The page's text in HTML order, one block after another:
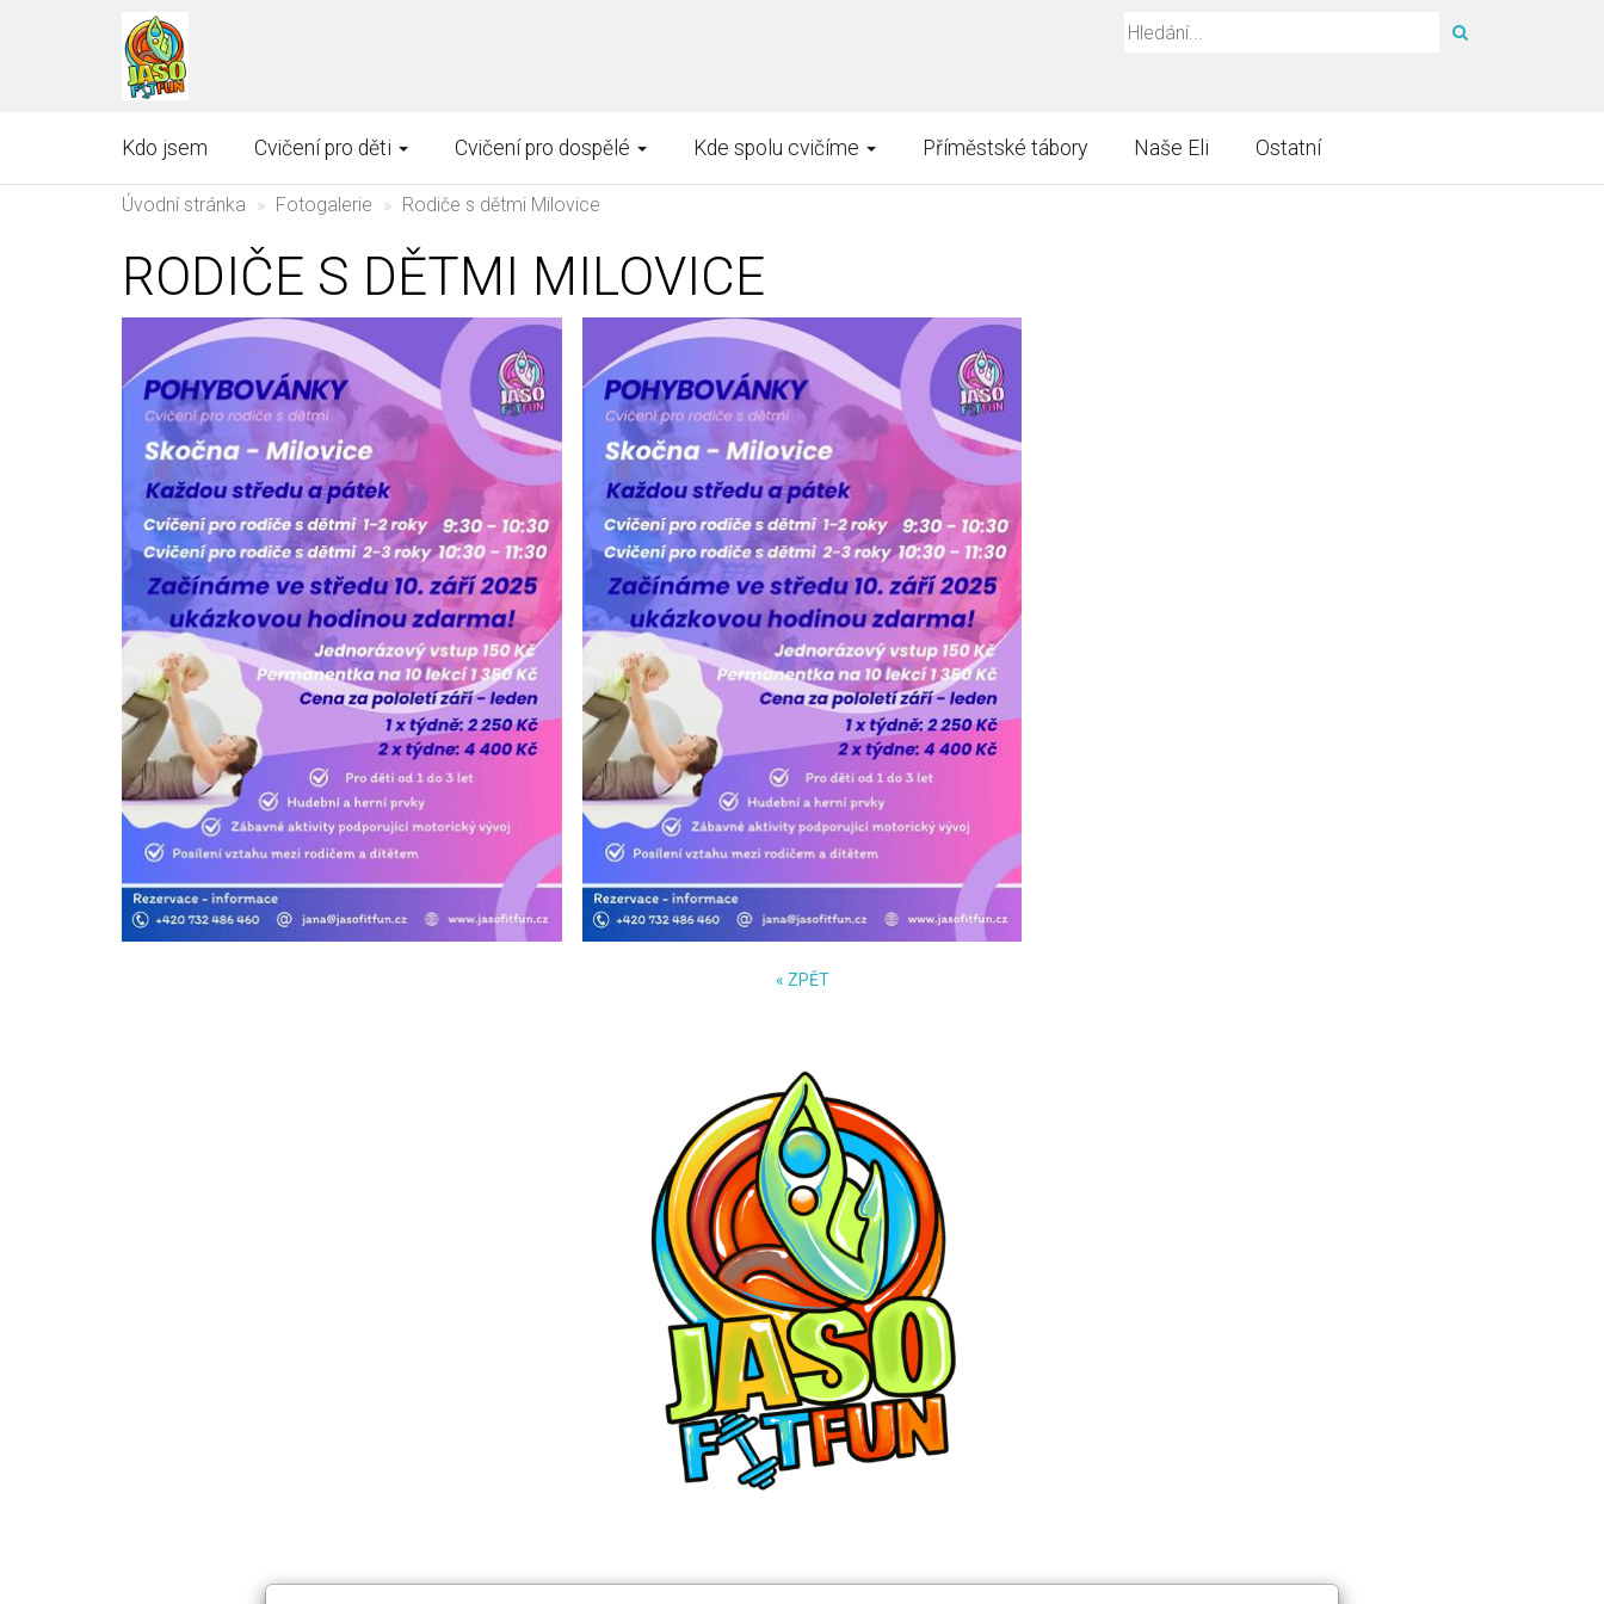
Kdo jsem Cvičení pro děti Cvičení pro dospělé Kde spolu cvičíme Příměstské tábory Naše Eli Ostatní
Úvodní stránka Fotogalerie Rodiče s dětmi Milovice
RODIČE S DĚTMI MILOVICE
« ZPĚT